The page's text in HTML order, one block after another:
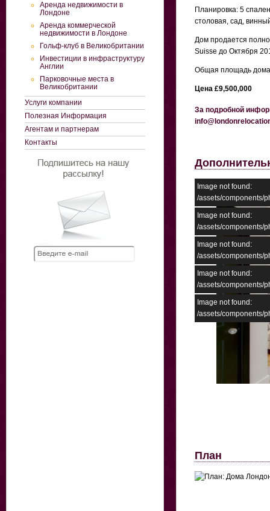
Аренда недвижимости в
Лондоне
Аренда коммерческой
недвижимости в Лондоне
Гольф-клуб в Великобритании
Инвестиции в инфраструктуру
Англии
Парковочные места в
Великобритании
Услуги компании
Полезная Информация
Агентам и партнерам
Контакты
Планировка: 5
столовая, сад,
Дом продается
Suisse до Октября
Общая площадь
Цена £9,500,000
За подробной
Image not found:
/assets/components/
Image not found:
/assets/components/
Image not found:
/assets/components/
Image not found:
/assets/components/
Image not found:
/assets/components/
План